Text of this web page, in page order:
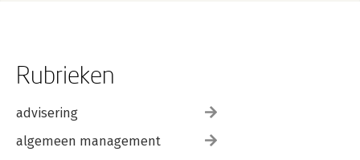
Rubrieken
advisering
algemeen management